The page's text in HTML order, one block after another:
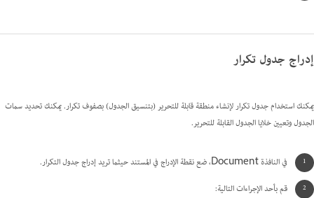
إدراج جدول تكرار
يمكنك استخدام جدول تكرار لإنشاء منطقة قابلة للتحرير (بتنسيق الجدول) بصفوف تكرار. يمكنك تحديد سمات
الجدول وتعيين خلايا الجدول القابلة للتحرير.
في النافذة Document، ضع نقطة الإدراج في المستند حيثما تريد إدراج جدول التكرار.
قم بأحد الإجراءات التالية: